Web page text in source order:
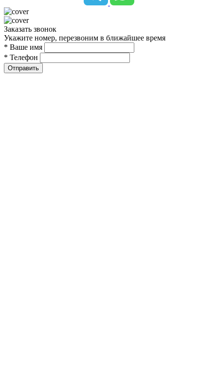
Заказать звонок
Укажите номер, перезвоним в ближайшее время
* Ваше имя
* Телефон
Отправить